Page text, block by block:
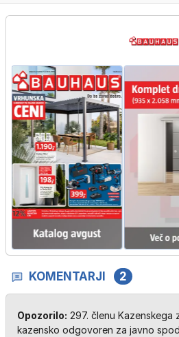
KOMENTARJI 2
Opozorilo: 297. členu Kazenskega
kazensko odgovoren za javno